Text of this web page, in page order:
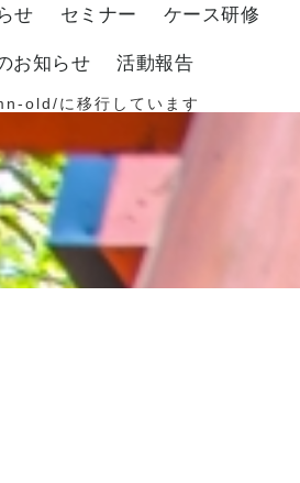
せ セミナー ケース研修
お知らせ 活動報告
old/ に移行しています